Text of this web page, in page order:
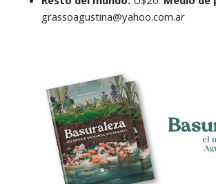
grassoagustina@yahoo.com.ar